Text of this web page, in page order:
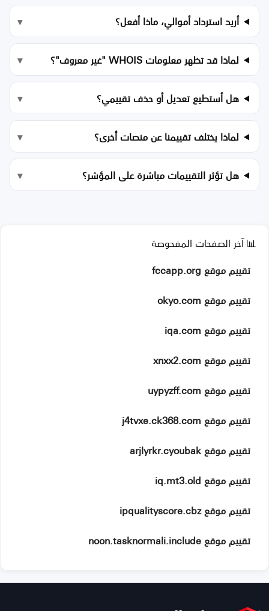
أريد استرداد أموالي، ماذا أفعل؟
لماذا قد تظهر معلومات WHOIS "غير معروف"؟
هل أستطيع تعديل أو حذف تقييمي؟
لماذا يختلف تقييمنا عن منصات أخرى؟
هل تؤثر التقييمات مباشرة على المؤشر؟
📊 آخر الصفحات المفحوصة
تقييم موقع fccapp.org
تقييم موقع okyo.com
تقييم موقع iqa.com
تقييم موقع xnxx2.com
تقييم موقع uypyzff.com
تقييم موقع j4tvxe.ck368.com
تقييم موقع arjlyrkr.cyoubak
تقييم موقع iq.mt3.old
تقييم موقع ipqualityscore.cbz
تقييم موقع noon.tasknormali.include